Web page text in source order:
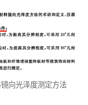
向光泽度测定方法